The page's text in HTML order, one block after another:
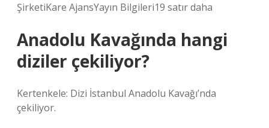
ŞirketiKare AjansYayın Bilgileri19 satır daha
Anadolu Kavağında hangi
diziler çekiliyor?
Kertenkele: Dizi İstanbul Anadolu Kavağı’nda
çekiliyor.